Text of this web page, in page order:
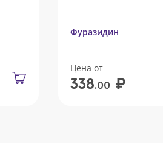
Фуразидин
Цена от
338.00 ₽